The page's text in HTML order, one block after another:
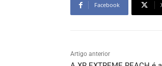
Facebook
Artigo anterior